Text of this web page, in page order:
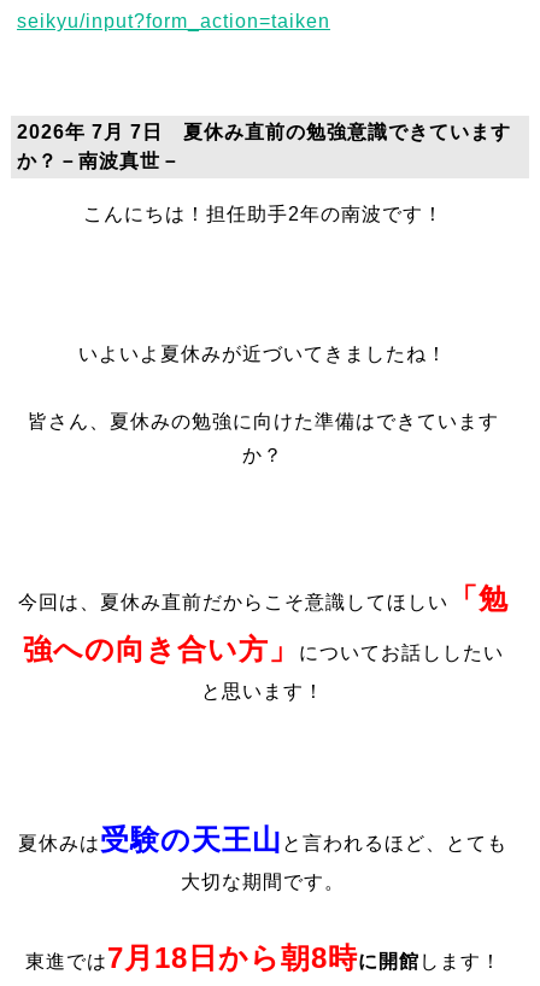
2026年 7月 7日 夏休み直前の勉強意識できています
か？－南波真世－
こんにちは！担任助手2年の南波です！
いよいよ夏休みが近づいてきましたね！
皆さん、夏休みの勉強に向けた準備はできています
か？
今回は、夏休み直前だからこそ意識してほしい
「勉
強への向き合い方」
についてお話ししたい
と思います！
夏休みは受験の天王山 と言われるほど、とても
大切な期間です。
東進では7月18日から朝8時に開館 します！